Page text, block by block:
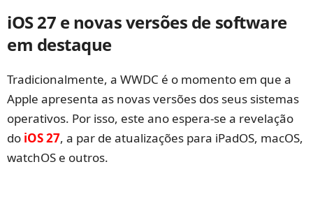
iOS 27 e novas versões de software
em destaque
Tradicionalmente, a WWDC é o momento em que a
Apple apresenta as novas versões dos seus sistemas
operativos. Por isso, este ano espera‑se a revelação
do iOS 27, a par de atualizações para iPadOS, macOS,
watchOS e outros.